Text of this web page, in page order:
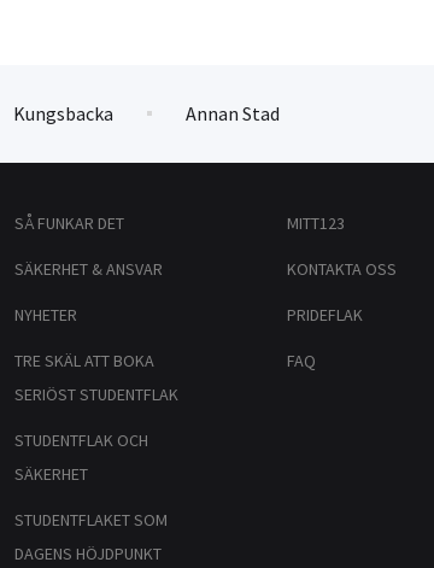
Kungsbacka Annan Stad
SÅ FUNKAR DET
SÄKERHET & ANSVAR
NYHETER
TRE SKÄL ATT BOKA
SERIÖST STUDENTFLAK
STUDENTFLAK OCH
SÄKERHET
STUDENTFLAKET SOM
DAGENS HÖJDPUNKT
MITT123
KONTAKTA OSS
PRIDEFLAK
FAQ